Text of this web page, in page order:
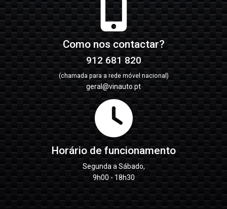
Como nos contactar?
912 681 820
(chamada para a rede móvel nacional)
geral@vinauto.pt
Horário de funcionamento
Segunda a Sábado,
9h00 - 18h30